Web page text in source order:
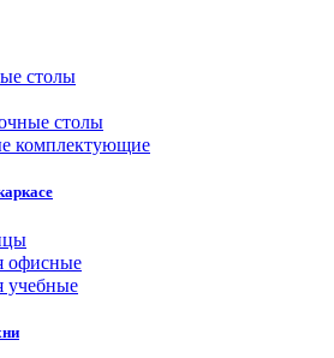
столы
столы
комплектующие
офисные
учебные